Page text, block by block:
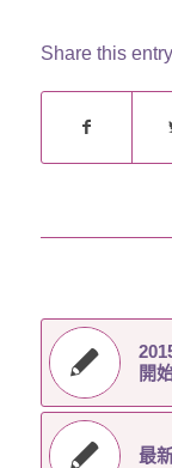
Share this entry
開
最